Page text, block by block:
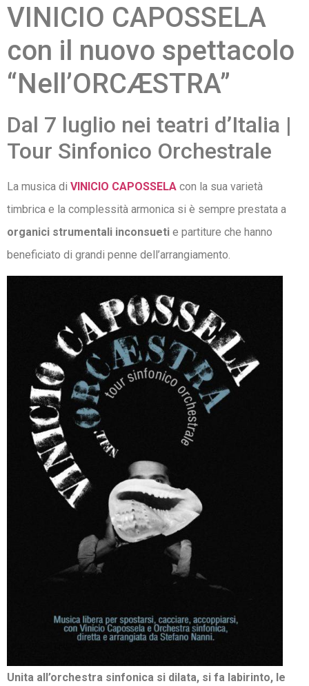
VINICIO CAPOSSELA
con il nuovo spettacolo
“Nell’ORCÆSTRA”
Dal 7 luglio nei teatri d’Italia |
Tour Sinfonico Orchestrale
La musica di VINICIO CAPOSSELA con la sua varietà
timbrica e la complessità armonica si è sempre prestata a
organici strumentali inconsueti e partiture che hanno
beneficiato di grandi penne dell’arrangiamento.
Unita all’orchestra sinfonica si dilata, si fa labirinto, le